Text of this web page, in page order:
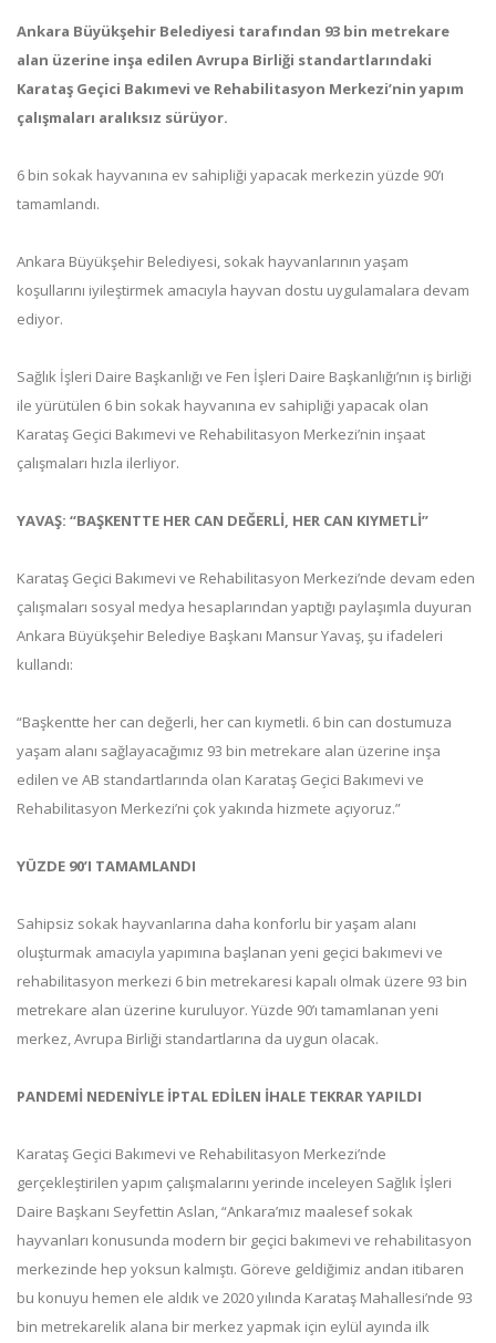
Ankara Büyükşehir Belediyesi tarafından 93 bin metrekare
alan üzerine inşa edilen Avrupa Birliği standartlarındaki
Karataş Geçici Bakımevi ve Rehabilitasyon Merkezi’nin yapım
çalışmaları aralıksız sürüyor.
6 bin sokak hayvanına ev sahipliği yapacak merkezin yüzde 90’ı
tamamlandı.
Ankara Büyükşehir Belediyesi, sokak hayvanlarının yaşam
koşullarını iyileştirmek amacıyla hayvan dostu uygulamalara devam
ediyor.
Sağlık İşleri Daire Başkanlığı ve Fen İşleri Daire Başkanlığı’nın iş birliği
ile yürütülen 6 bin sokak hayvanına ev sahipliği yapacak olan
Karataş Geçici Bakımevi ve Rehabilitasyon Merkezi’nin inşaat
çalışmaları hızla ilerliyor.
YAVAŞ: “BAŞKENTTE HER CAN DEĞERLİ, HER CAN KIYMETLİ”
Karataş Geçici Bakımevi ve Rehabilitasyon Merkezi’nde devam eden
çalışmaları sosyal medya hesaplarından yaptığı paylaşımla duyuran
Ankara Büyükşehir Belediye Başkanı Mansur Yavaş, şu ifadeleri
kullandı:
“Başkentte her can değerli, her can kıymetli. 6 bin can dostumuza
yaşam alanı sağlayacağımız 93 bin metrekare alan üzerine inşa
edilen ve AB standartlarında olan Karataş Geçici Bakımevi ve
Rehabilitasyon Merkezi’ni çok yakında hizmete açıyoruz.”
YÜZDE 90’I TAMAMLANDI
Sahipsiz sokak hayvanlarına daha konforlu bir yaşam alanı
oluşturmak amacıyla yapımına başlanan yeni geçici bakımevi ve
rehabilitasyon merkezi 6 bin metrekaresi kapalı olmak üzere 93 bin
metrekare alan üzerine kuruluyor. Yüzde 90’ı tamamlanan yeni
merkez, Avrupa Birliği standartlarına da uygun olacak.
PANDEMİ NEDENİYLE İPTAL EDİLEN İHALE TEKRAR YAPILDI
Karataş Geçici Bakımevi ve Rehabilitasyon Merkezi’nde
gerçekleştirilen yapım çalışmalarını yerinde inceleyen Sağlık İşleri
Daire Başkanı Seyfettin Aslan, “Ankara’mız maalesef sokak
hayvanları konusunda modern bir geçici bakımevi ve rehabilitasyon
merkezinde hep yoksun kalmıştı. Göreve geldiğimiz andan itibaren
bu konuyu hemen ele aldık ve 2020 yılında Karataş Mahallesi’nde 93
bin metrekarelik alana bir merkez yapmak için eylül ayında ilk